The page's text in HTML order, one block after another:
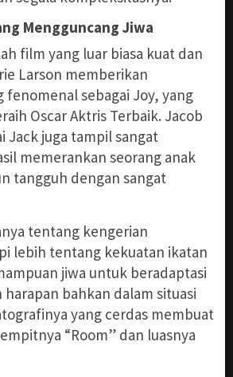
Mengguncang Jiwa
film yang luar biasa kuat dan
Larson memberikan
fenomenal sebagai Joy, yang
Oscar Aktris Terbaik. Jacob
Jack juga tampil sangat
memerankan seorang anak
tangguh dengan sangat
tentang kengerian
lebih tentang kekuatan ikatan
jiwa untuk beradaptasi
bahkan dalam situasi
yang cerdas membuat
“Room” dan luasnya